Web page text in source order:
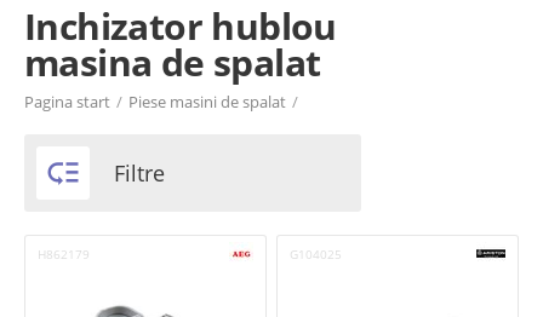
Product filters
Arctic
Inchizator hublou
masina de spalat
Pagina start / Piese masini de spalat /
 Filtre
H862179 G104025